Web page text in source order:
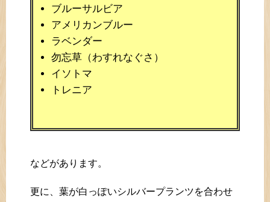
ブルーサルビア
アメリカンブルー
ラベンダー
勿忘草（わすれなぐさ）
イソトマ
トレニア
などがあります。
更に、葉が白っぽいシルバープランツを合わせ